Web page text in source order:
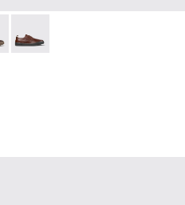
pour homme.
noir pour homme.
- K100977-004 - Baskets en
- K100977-009 -
Peu Touring - K100977-006